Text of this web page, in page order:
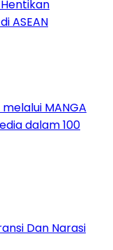
ASEAN
MANGA
dalam 100
Dan Narasi